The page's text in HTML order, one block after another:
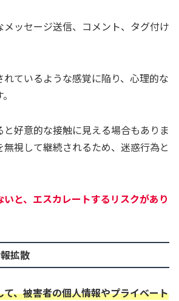
ッセージ送信、コメント、タグ付け
ているような感覚に陥り、心理的な
と好意的な接触に見える場合もありま
視して継続されるため、迷惑行為と
と、エスカレートするリスクがあり
拡散
、被害者の個人情報やプライベート